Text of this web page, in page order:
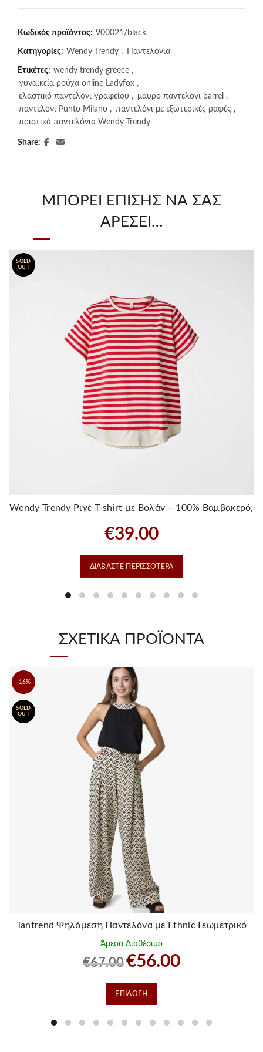
Κωδικός προϊόντος: 900021/black
Κατηγορίες: Wendy Trendy , Παντελόνια
Ετικέτες: wendy trendy greece ,
γυναικεία ρούχα online Ladyfox ,
ελαστικό παντελόνι γραφείου , μαυρο παντελονι barrel ,
παντελόνι Punto Milano , παντελόνι με εξωτερικές ραφές ,
ποιοτικά παντελόνια Wendy Trendy
Share
ΜΠΟΡΕΊ ΕΠΊΣΗΣ ΝΑ ΣΑΣ
ΑΡΈΣΕΙ…
SOLD
OUT
Wendy Trendy Ριγέ T-shirt με Βολάν – 100% Βαμβακερό,
€39.00
ΔΙΑΒΆΣΤΕ ΠΕΡΙΣΣΌΤΕΡΑ
ΣΧΕΤΙΚΆ ΠΡΟΪΌΝΤΑ
-16%
SOLD
OUT
Tantrend Ψηλόμεση Παντελόνα με Ethnic Γεωμετρικό
Μοτίβο
Άμεσα Διαθέσιμο
€67.00
Original
price
was:
€67.00.
€56.00
ΕΠΙΛΟΓΉ
έχει